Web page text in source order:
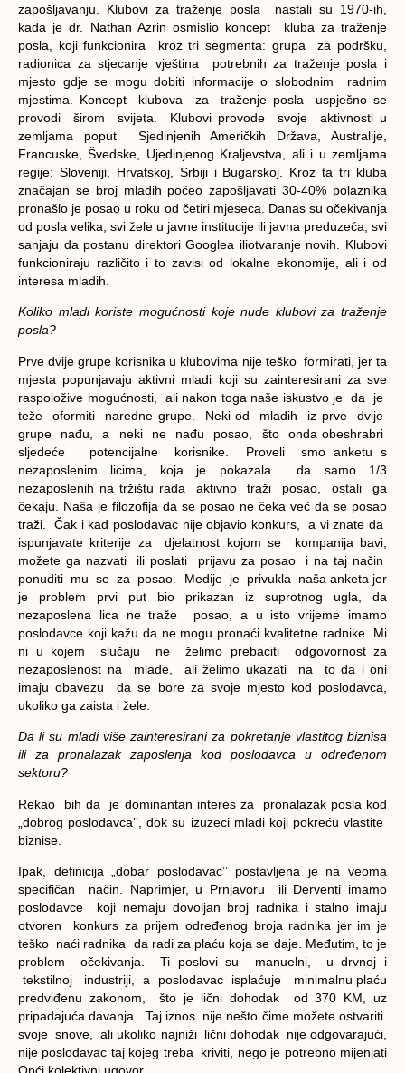
zapošljavanju. Klubovi za traženje posla nastali su 1970-ih,
kada je dr. Nathan Azrin osmislio koncept kluba za traženje
posla, koji funkcionira kroz tri segmenta: grupa za podršku,
radionica za stjecanje vještina potrebnih za traženje posla i
mjesto gdje se mogu dobiti informacije o slobodnim radnim
mjestima. Koncept klubova za traženje posla uspješno se
provodi širom svijeta. Klubovi provode svoje aktivnosti u
zemljama poput Sjedinjenih Američkih Država, Australije,
Francuske, Švedske, Ujedinjenog Kraljevstva, ali i u zemljama
regije: Sloveniji, Hrvatskoj, Srbiji i Bugarskoj. Kroz ta tri kluba
značajan se broj mladih počeo zapošljavati 30-40% polaznika
pronašlo je posao u roku od četiri mjeseca. Danas su očekivanja
od posla velika, svi žele u javne institucije ili javna preduzeća, svi
sanjaju da postanu direktori Googlea iliotvaranje novih. Klubovi
funkcioniraju različito i to zavisi od lokalne ekonomije, ali i od
interesa mladih.
Koliko mladi koriste mogućnosti koje nude klubovi za traženje
posla?
Prve dvije grupe korisnika u klubovima nije teško formirati, jer ta
mjesta popunjavaju aktivni mladi koji su zainteresirani za sve
raspoložive mogućnosti, ali nakon toga naše iskustvo je da je
teže oformiti naredne grupe. Neki od mladih iz prve dvije
grupe nađu, a neki ne nađu posao, što onda obeshrabri
sljedeće potencijalne korisnike. Proveli smo anketu s
nezaposlenim licima, koja je pokazala da samo 1/3
nezaposlenih na tržištu rada aktivno traži posao, ostali ga
čekaju. Naša je filozofija da se posao ne čeka već da se posao
traži. Čak i kad poslodavac nije objavio konkurs, a vi znate da
ispunjavate kriterije za djelatnost kojom se kompanija bavi,
možete ga nazvati ili poslati prijavu za posao i na taj način
ponuditi mu se za posao. Medije je privukla naša anketa jer
je problem prvi put bio prikazan iz suprotnog ugla, da
nezaposlena lica ne traže posao, a u isto vrijeme imamo
poslodavce koji kažu da ne mogu pronaći kvalitetne radnike. Mi
ni u kojem slučaju ne želimo prebaciti odgovornost za
nezaposlenost na mlade, ali želimo ukazati na to da i oni
imaju obavezu da se bore za svoje mjesto kod poslodavca,
ukoliko ga zaista i žele.
Da li su mladi više zainteresirani za pokretanje vlastitog biznisa
ili za pronalazak zaposlenja kod poslodavca u određenom
sektoru?
Rekao bih da je dominantan interes za pronalazak posla kod
„dobrog poslodavca’’, dok su izuzeci mladi koji pokreću vlastite
biznise.
Ipak, definicija „dobar poslodavac’’ postavljena je na veoma
specifičan način. Naprimjer, u Prnjavoru ili Derventi imamo
poslodavce koji nemaju dovoljan broj radnika i stalno imaju
otvoren konkurs za prijem određenog broja radnika jer im je
teško naći radnika da radi za plaću koja se daje. Međutim, to je
problem očekivanja. Ti poslovi su manuelni, u drvnoj i
tekstilnoj industriji, a poslodavac isplaćuje minimalnu plaću
predviđenu zakonom, što je lični dohodak od 370 KM, uz
pripadajuća davanja. Taj iznos nije nešto čime možete ostvariti
svoje snove, ali ukoliko najniži lični dohodak nije odgovarajući,
nije poslodavac taj kojeg treba kriviti, nego je potrebno mijenjati